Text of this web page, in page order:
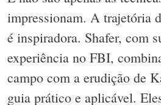
impressionam. A trajetória
é inspiradora. Shafer, com
experiência no FBI,
campo com a erudição de
guia prático e aplicável.